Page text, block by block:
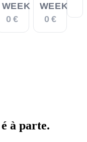
WEEK
0 €
WEEK
0 €
à parte.